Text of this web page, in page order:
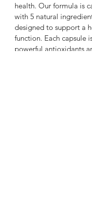
health. Our formula is
with 5 natural
designed to support a
function. Each capsule
powerful antioxidants